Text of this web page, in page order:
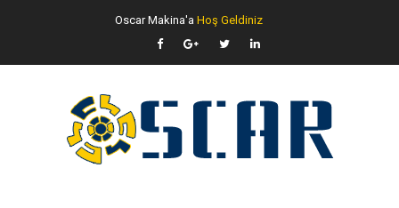
Oscar Makina'a Hoş Geldiniz